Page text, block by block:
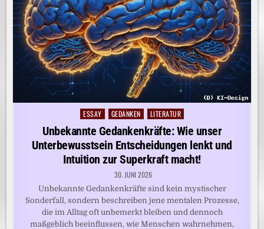
Posted
ESSAY GEDANKEN LITERATUR
Unbekannte Gedankenkräfte: Wie unser
Unterbewusstsein Entscheidungen lenkt und
Intuition zur Superkraft macht!
30. JUNI 2026
Unbekannte Gedankenkräfte sind kein mystischer
Sonderfall, sondern beschreiben jene mentalen Prozesse,
die im Alltag oft unbemerkt bleiben und dennoch
maßgeblich beeinflussen, wie Menschen wahrnehmen,